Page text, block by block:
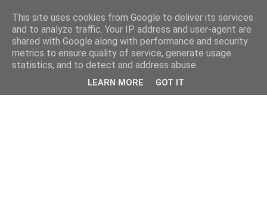
This site uses cookies from Google to deliver its services
and to analyze traffic. Your IP address and user-agent are
shared with Google along with performance and security
metrics to ensure quality of service, generate usage
statistics, and to detect and address abuse.
LEARN MORE GOT IT